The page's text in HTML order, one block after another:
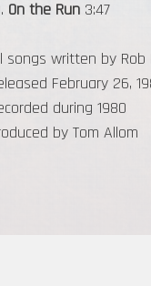
On the Run 3:47
songs written by Rob
February 26,
during 1980
by Tom Allom